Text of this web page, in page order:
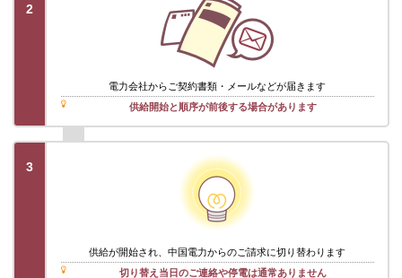
2
電力会社から ご契約書類・メールなどが届きます
供給開始と順序が前後する場合があります
3
供給が開始され、中国電力からのご請求に切り替わります
切り替え当日のご連絡や停電は通常ありません